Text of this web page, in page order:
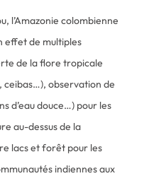
l’Amazonie colombienne
effet de multiples
de la flore tropicale
ceibas…), observation de
d’eau douce…) pour les
au-dessus de la
lacs et forêt pour les
indiennes aux